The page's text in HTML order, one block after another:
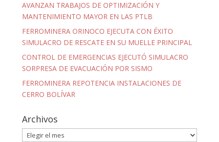
AVANZAN TRABAJOS DE OPTIMIZACIÓN Y
MANTENIMIENTO MAYOR EN LAS PTLB
FERROMINERA ORINOCO EJECUTA CON ÉXITO
SIMULACRO DE RESCATE EN SU MUELLE PRINCIPAL
CONTROL DE EMERGENCIAS EJECUTÓ SIMULACRO
SORPRESA DE EVACUACIÓN POR SISMO
FERROMINERA REPOTENCIA INSTALACIONES DE
CERRO BOLÍVAR
Archivos
Archivos